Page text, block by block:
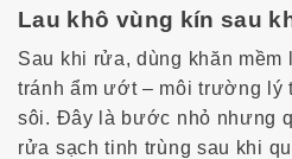
Lau khô vùng kín sau
Sau khi rửa, dùng khăn mềm
tránh ẩm ướt – môi trường lý
sôi. Đây là bước nhỏ nhưng
rửa sạch tinh trùng sau khi